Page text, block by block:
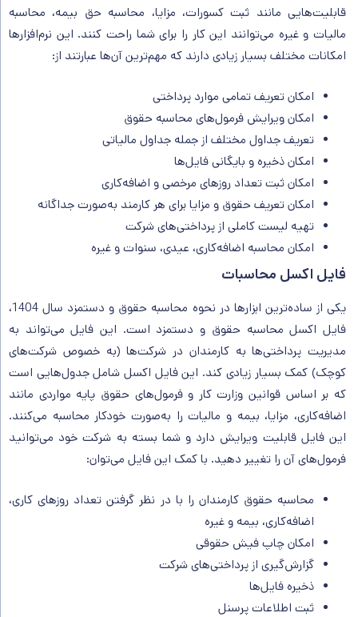
قابلیت‌هایی مانند ثبت کسورات، مزایا، محاسبه حق بیمه، محاسبه
مالیات و غیره می‌توانند این کار را برای شما راحت کنند. این نرم‌افزارها
امکانات مختلف بسیار زیادی دارند که مهم‌ترین آن‌ها عبارتند از:
امکان تعریف تمامی موارد پرداختی
امکان ویرایش فرمول‌های محاسبه حقوق
تعریف جداول مختلف از جمله جداول مالیاتی
امکان ذخیره و بایگانی فایل‌ها
امکان ثبت تعداد روزهای مرخصی و اضافه‌کاری
امکان تعریف حقوق و مزایا برای هر کارمند به‌صورت جداگانه
تهیه لیست کاملی از پرداختی‌های شرکت
امکان محاسبه اضافه‌کاری، عیدی، سنوات و غیره
فایل اکسل محاسبات
یکی از ساده‌ترین ابزارها در نحوه محاسبه حقوق و دستمزد سال 1404،
فایل اکسل محاسبه حقوق و دستمزد است. این فایل می‌تواند به
مدیریت پرداختی‌ها به کارمندان در شرکت‌ها (به خصوص شرکت‌های
کوچک) کمک بسیار زیادی کند. این فایل اکسل شامل جدول‌هایی است
که بر اساس قوانین وزارت کار و فرمول‌های حقوق پایه مواردی مانند
اضافه‌کاری، مزایا، بیمه و مالیات را به‌صورت خودکار محاسبه می‌کنند.
این فایل قابلیت ویرایش دارد و شما بسته به شرکت خود می‌توانید
فرمول‌های آن را تغییر دهید. با کمک این فایل می‌توان:
محاسبه حقوق کارمندان را با در نظر گرفتن تعداد روزهای کاری،
اضافه‌کاری، بیمه و غیره
امکان چاپ فیش حقوقی
گزارش‌گیری از پرداختی‌های شرکت
ذخیره فایل‌ها
ثبت اطلاعات پرسنل